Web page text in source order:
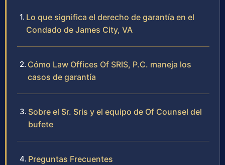
Lo que significa el derecho de garantía en el
Condado de James City, VA
Cómo Law Offices Of SRIS, P.C. maneja los
casos de garantía
Sobre el Sr. Sris y el equipo de Of Counsel del
bufete
Preguntas Frecuentes